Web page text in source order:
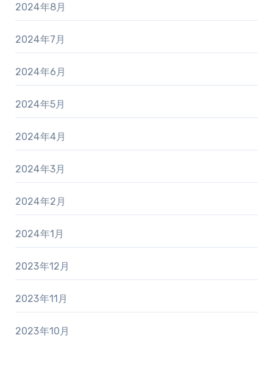
2024年8月
2024年7月
2024年6月
2024年5月
2024年4月
2024年3月
2024年2月
2024年1月
2023年12月
2023年11月
2023年10月